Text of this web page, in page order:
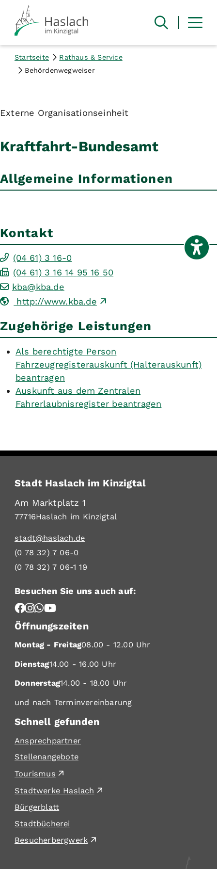
Startseite
Rathaus & Service
Behördenwegweiser
Externe Organisationseinheit
Kraftfahrt-Bundesamt
Allgemeine Informationen
Kontakt
(04 61) 3 16-0
(04 61) 3 16 14 95 16 50
kba@kba.de
http://www.kba.de
Zugehörige Leistungen
Als berechtigte Person
Fahrzeugregisterauskunft (Halterauskunft)
beantragen
Auskunft aus dem Zentralen
Fahrerlaubnisregister beantragen
Stadt Haslach im Kinzigtal
Am Marktplatz 1
77716Haslach im Kinzigtal
stadt@haslach.de
(0 78 32) 7 06-0
(0 78 32) 7 06-1 19
Besuchen Sie uns auch auf:
Öffnungszeiten
Montag - Freitag08.00 - 12.00 Uhr
Dienstag14.00 - 16.00 Uhr
Donnerstag14.00 - 18.00 Uhr
und nach Terminvereinbarung
Schnell gefunden
Ansprechpartner
Stellenangebote
Tourismus
Stadtwerke Haslach
Bürgerblatt
Stadtbücherei
Besucherbergwerk